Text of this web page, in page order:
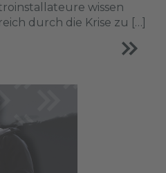
wissen
durch die Krise zu […]